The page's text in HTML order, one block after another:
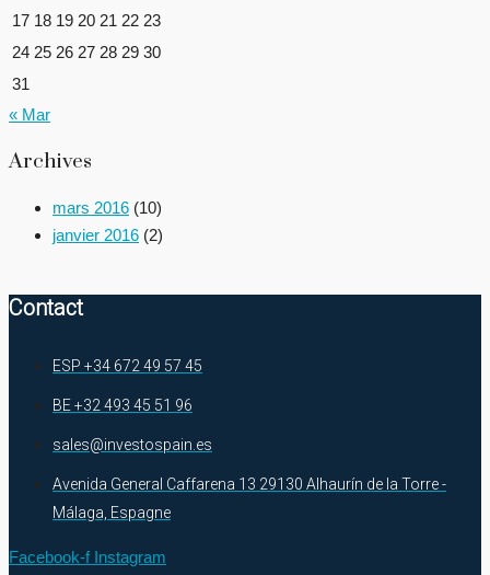
17 18 19 20 21 22 23
24 25 26 27 28 29 30
31
« Mar
Archives
mars 2016 (10)
janvier 2016 (2)
Contact
ESP +34 672 49 57 45
BE +32 493 45 51 96
sales@investospain.es
Avenida General Caffarena 13 29130 Alhaurín de la Torre -
Málaga, Espagne
Facebook-f Instagram